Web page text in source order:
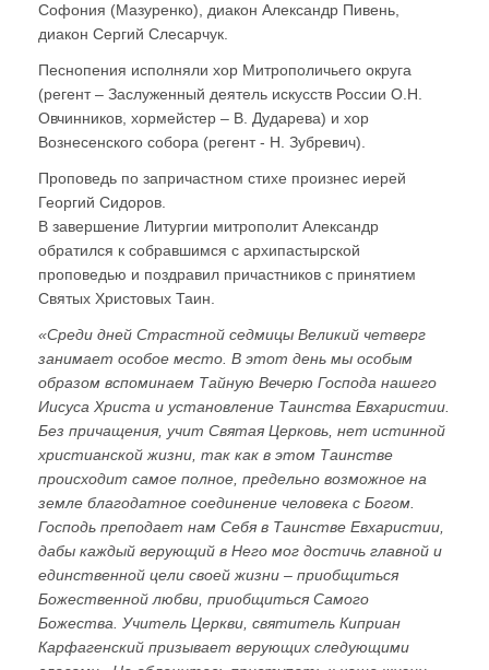
Софония (Мазуренко), диакон Александр Пивень,
диакон Сергий Слесарчук.
Песнопения исполняли хор Митрополичьего округа
(регент – Заслуженный деятель искусств России О.Н.
Овчинников, хормейстер – В. Дударева) и хор
Вознесенского собора (регент - Н. Зубревич).
Проповедь по запричастном стихе произнес иерей
Георгий Сидоров.
В завершение Литургии митрополит Александр
обратился к собравшимся с архипастырской
проповедью и поздравил причастников с принятием
Святых Христовых Таин.
«Среди дней Страстной седмицы Великий четверг
занимает особое место. В этот день мы особым
образом вспоминаем Тайную Вечерю Господа нашего
Иисуса Христа и установление Таинства Евхаристии.
Без причащения, учит Святая Церковь, нет истинной
христианской жизни, так как в этом Таинстве
происходит самое полное, предельно возможное на
земле благодатное соединение человека с Богом.
Господь преподает нам Себя в Таинстве Евхаристии,
дабы каждый верующий в Него мог достичь главной и
единственной цели своей жизни – приобщиться
Божественной любви, приобщиться Самого
Божества. Учитель Церкви, святитель Киприан
Карфагенский призывает верующих следующими